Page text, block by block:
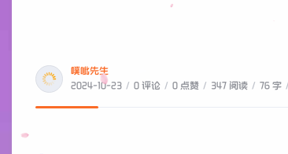
噗呲先生
2024-10-23 / 0 评论 / 0 点赞 / 347 阅读 / 76 字 /